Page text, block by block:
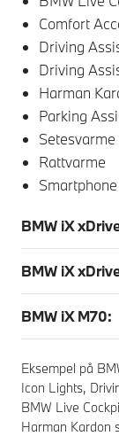
Comfort
Driving
Driving
Harman
Parking
Rattvarme
BMW iX
BMW iX
BMW iX M70:
Eksempel på
Icon Lights,
BMW Live
Harman Kardon